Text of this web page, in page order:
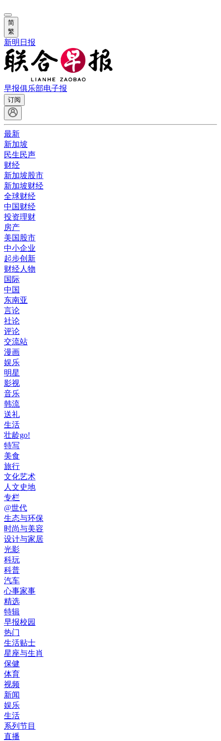
简
繁
新明日报
早报俱乐部电子报
订阅
最新
新加坡
民生民声
财经
新加坡股市
新加坡财经
全球财经
中国财经
投资理财
房产
美国股市
中小企业
起步创新
财经人物
国际
中国
东南亚
言论
社论
评论
交流站
漫画
娱乐
明星
影视
音乐
韩流
送礼
生活
壮龄go!
特写
美食
旅行
文化艺术
人文史地
专栏
@世代
生态与环保
时尚与美容
设计与家居
光影
科玩
科普
汽车
心事家事
精选
特辑
早报校园
热门
生活贴士
星座与生肖
保健
体育
视频
新闻
娱乐
生活
系列节目
直播